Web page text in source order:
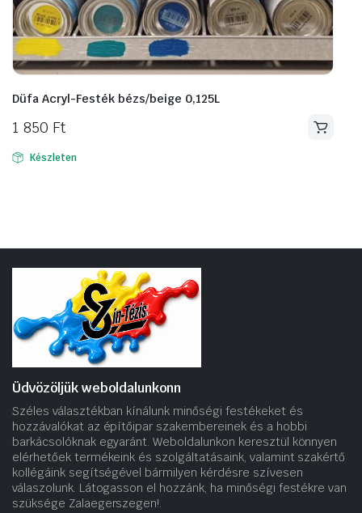
Düfa Acryl-Festék bézs/beige 0,125L
1 850 Ft
Készleten
Üdvözöljük weboldalunkonn
Széles választékban kínálunk minőségi festékeket és
hozzávalókat az építőipar szakembereinek és a hobbi
barkácsolóknak egyaránt. Weboldalunkon keresztül könnyen
elérhetőek termékeink és szolgáltatásaink, valamint szakértő
kollégáink segítségével bármilyen kérdésre szívesen
válaszolunk. Látogasson el hozzánk, ha minőségi festékre van
szüksége Zalaegerszegen!.